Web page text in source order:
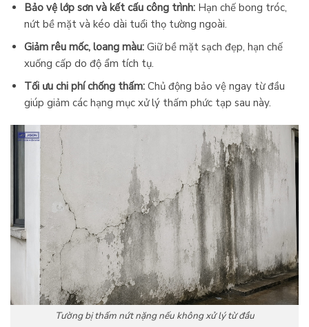
Bảo vệ lớp sơn và kết cấu công trình:Hạn chế bong tróc,
nứt bề mặt và kéo dài tuổi thọ tường ngoài.
Giảm rêu mốc, loang màu:Giữ bề mặt sạch đẹp, hạn chế
xuống cấp do độ ẩm tích tụ.
Tối ưu chi phí chống thấm:Chủ động bảo vệ ngay từ đầu
giúp giảm các hạng mục xử lý thấm phức tạp sau này.
Tường bị thấm nứt nặng nếu không xử lý từ đầu